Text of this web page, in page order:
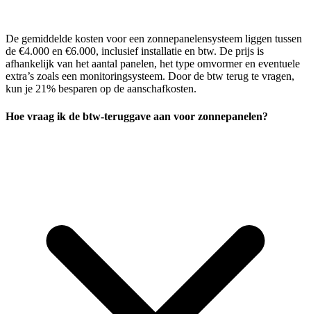
De gemiddelde kosten voor een zonnepanelensysteem liggen tussen
de €4.000 en €6.000, inclusief installatie en btw. De prijs is
afhankelijk van het aantal panelen, het type omvormer en eventuele
extra’s zoals een monitoringsysteem. Door de btw terug te vragen,
kun je 21% besparen op de aanschafkosten.
Hoe vraag ik de btw-teruggave aan voor zonnepanelen?